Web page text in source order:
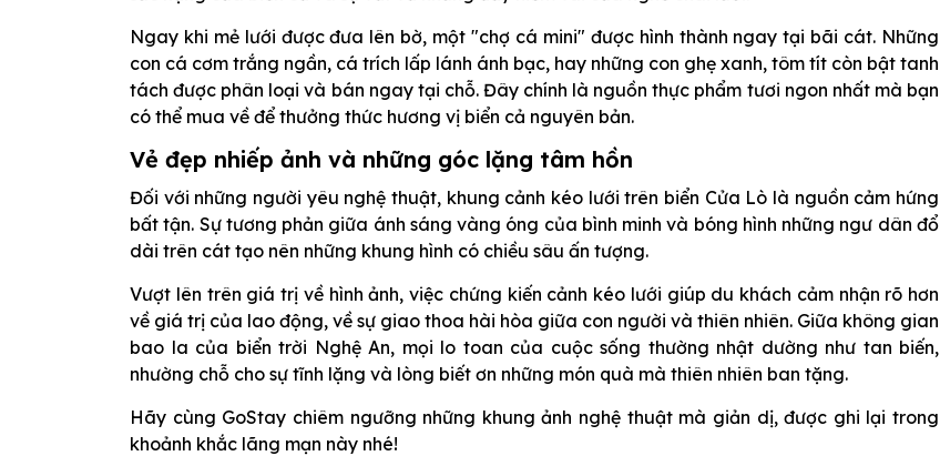
Ngay khi mẻ lưới được đưa lên bờ, một "chợ cá mini" được hình thành ngay tại bãi cát. Những
con cá cơm trắng ngần, cá trích lấp lánh ánh bạc, hay những con ghẹ xanh, tôm tít còn bật tanh
tách được phân loại và bán ngay tại chỗ. Đây chính là nguồn thực phẩm tươi ngon nhất mà bạn
có thể mua về để thưởng thức hương vị biển cả nguyên bản.
Vẻ đẹp nhiếp ảnh và những góc lặng tâm hồn
Đối với những người yêu nghệ thuật, khung cảnh kéo lưới trên biển Cửa Lò là nguồn cảm hứng
bất tận. Sự tương phản giữa ánh sáng vàng óng của bình minh và bóng hình những ngư dân đổ
dài trên cát tạo nên những khung hình có chiều sâu ấn tượng.
Vượt lên trên giá trị về hình ảnh, việc chứng kiến cảnh kéo lưới giúp du khách cảm nhận rõ hơn
về giá trị của lao động, về sự giao thoa hài hòa giữa con người và thiên nhiên. Giữa không gian
bao la của biển trời Nghệ An, mọi lo toan của cuộc sống thường nhật dường như tan biến,
nhường chỗ cho sự tĩnh lặng và lòng biết ơn những món quà mà thiên nhiên ban tặng.
Hãy cùng GoStay chiêm ngưỡng những khung ảnh nghệ thuật mà giản dị, được ghi lại trong
khoảnh khắc lãng mạn này nhé!